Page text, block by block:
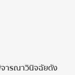
ารณาวินิจฉัยดัง